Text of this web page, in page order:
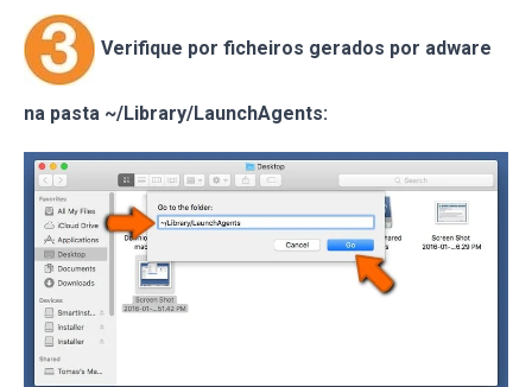
Verifique por ficheiros gerados por adware
na pasta ~/Library/LaunchAgents: